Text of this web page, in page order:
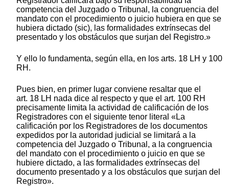
competencia del Juzgado o Tribunal, la congruencia del
mandato con el procedimiento o juicio hubiera en que se
hubiera dictado (sic), las formalidades extrínsecas del
presentado y los obstáculos que surjan del Registro.»
Y ello lo fundamenta, según ella, en los arts. 18 LH y 100
RH.
Pues bien, en primer lugar conviene resaltar que el
art. 18 LH nada dice al respecto y que el art. 100 RH
precisamente limita la actividad de calificación de los
Registradores con el siguiente tenor literal «La
calificación por los Registradores de los documentos
expedidos por la autoridad judicial se limitará a la
competencia del Juzgado o Tribunal, a la congruencia
del mandato con el procedimiento o juicio en que se
hubiere dictado, a las formalidades extrínsecas del
documento presentado y a los obstáculos que surjan del
Registro».